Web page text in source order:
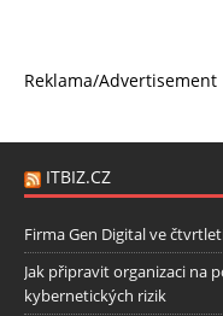
Reklama/Advertisement
ITBIZ.CZ
Firma Gen Digital ve
Jak připravit organizaci na
kybernetických rizik